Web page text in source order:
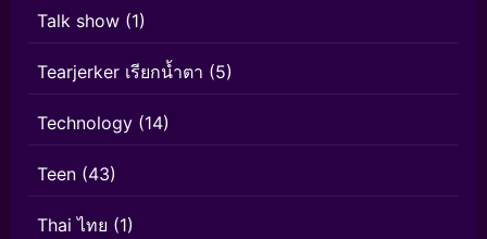
Talk show (1)
Tearjerker เรียกน้ำตา (5)
Technology (14)
Teen (43)
Thai ไทย (1)